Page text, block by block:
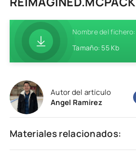
Tamaño: 55 Kb
Autor del artículo
Angel Ramirez
Materiales relacionados: